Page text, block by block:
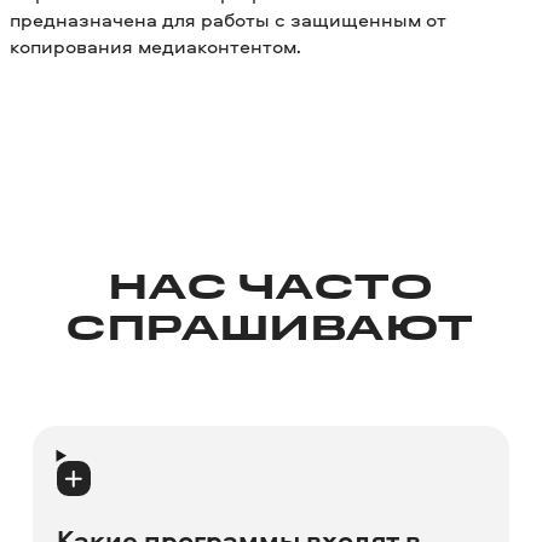
предназначена для работы с защищенным от
копирования медиаконтентом.
НАС ЧАСТО
СПРАШИВАЮТ